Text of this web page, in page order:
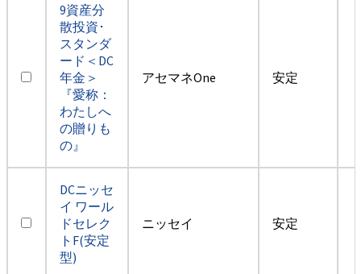
9資産分
散投資･
スタンダ
ード＜DC
年金＞
『愛称：
わたしへ
の贈りも
の』
アセマネOne 安定
DCニッセ
イ ワール
ドセレク
トF(安定
型)
ニッセイ 安定